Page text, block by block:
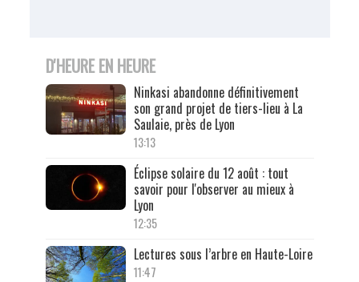
D'HEURE EN HEURE
Ninkasi abandonne définitivement
son grand projet de tiers-lieu à La
Saulaie, près de Lyon
13:13
Éclipse solaire du 12 août : tout
savoir pour l'observer au mieux à
Lyon
12:35
Lectures sous l’arbre en Haute-Loire
11:47